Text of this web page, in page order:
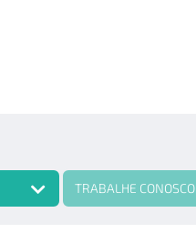
TRABALHE CONOSCO